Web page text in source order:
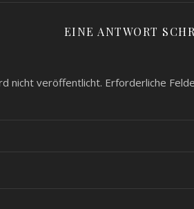
EINE ANTWORT
nicht veröffentlicht. Erforderliche